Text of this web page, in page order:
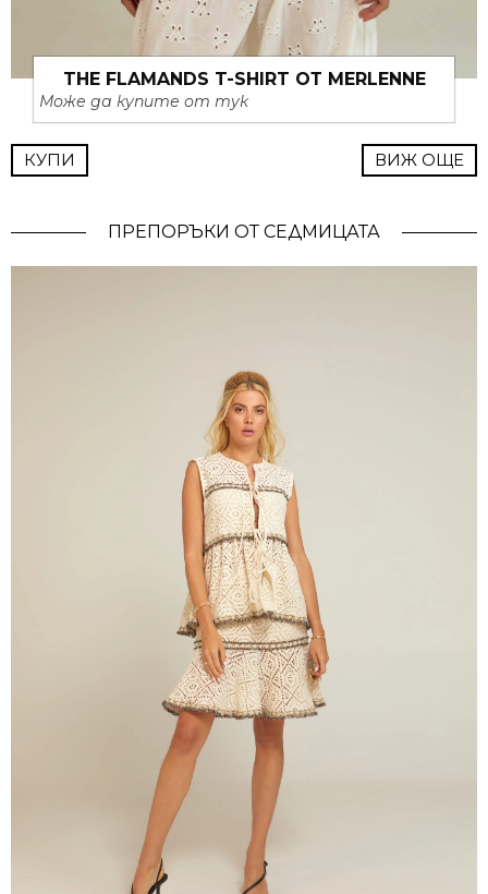
THE FLAMANDS T-SHIRT ОТ MERLENNE
Може да купите от тук
КУПИ ВИЖ ОЩЕ
ПРЕПОРЪКИ ОТ СЕДМИЦАТА